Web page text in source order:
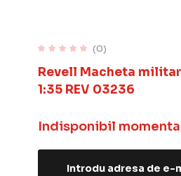
(0)
Revell Macheta
1:35 REV 03236
Indisponibil
Introdu adresa de e-